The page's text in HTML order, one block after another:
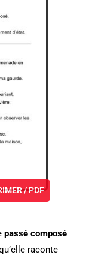
/ PDF
passé composé
raconte